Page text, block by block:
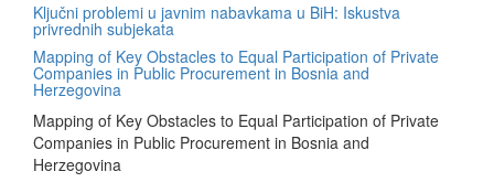
Ključni problemi u javnim nabavkama u BiH: Iskustva
privrednih subjekata
Mapping of Key Obstacles to Equal Participation of Private
Companies in Public Procurement in Bosnia and
Herzegovina
Mapping of Key Obstacles to Equal Participation of Private
Companies in Public Procurement in Bosnia and
Herzegovina